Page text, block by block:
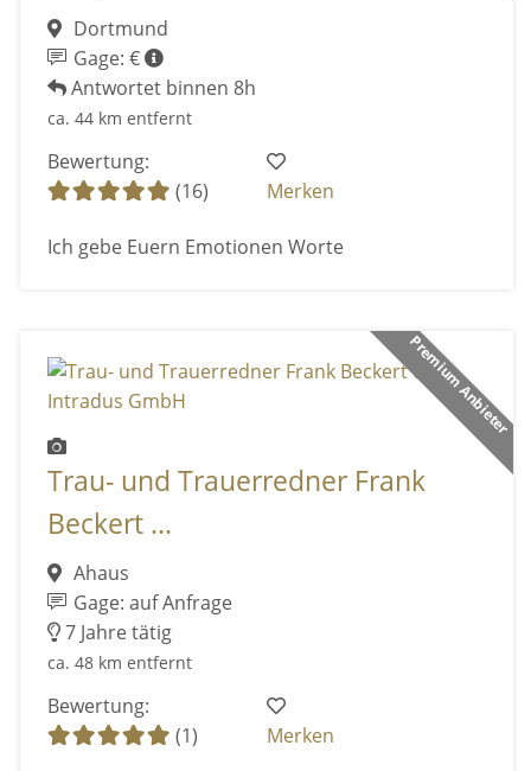
Dortmund
Gage: €
Antwortet binnen 8h
ca. 44 km entfernt
Bewertung:
(16)
Merken
Ich gebe Euern Emotionen Worte
Premium Anbieter
Trau- und Trauerredner Frank
Beckert ...
Ahaus
Gage: auf Anfrage
7 Jahre tätig
ca. 48 km entfernt
Bewertung:
(1)
Merken